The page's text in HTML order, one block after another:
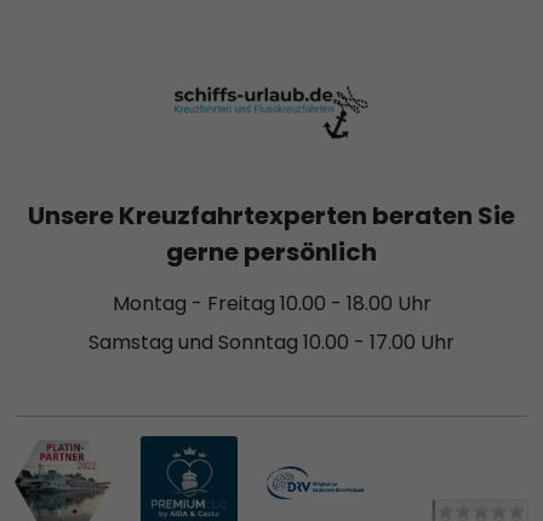
Unsere Kreuzfahrtexperten beraten Sie
gerne persönlich
Montag - Freitag 10.00 - 18.00 Uhr
Samstag und Sonntag 10.00 - 17.00 Uhr